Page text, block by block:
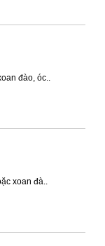
đào, óc..
xoan đà..